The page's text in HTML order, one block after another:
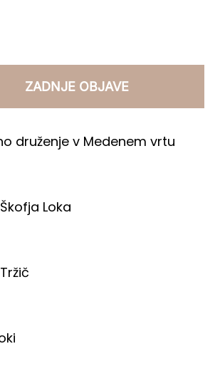
ZADNJE OBJAVE
druženje v Medenem vrtu
Loka